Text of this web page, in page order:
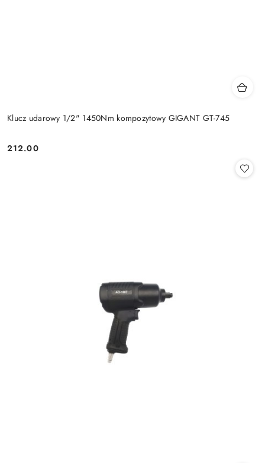
Klucz udarowy 1/2" 1450Nm kompozytowy GIGANT GT-745
Cena:
212.00